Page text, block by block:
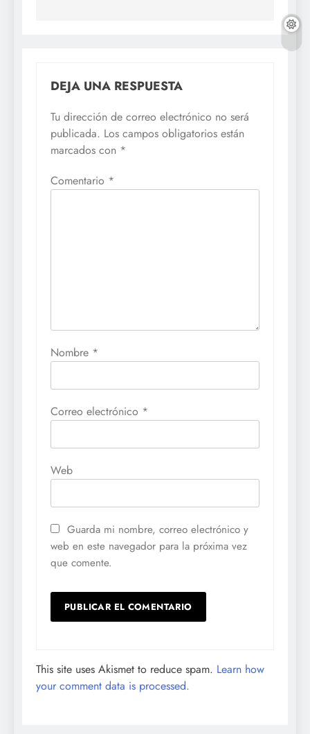
DEJA UNA RESPUESTA
Tu dirección de correo electrónico no será
publicada. Los campos obligatorios están
marcados con *
Comentario *
Nombre *
Correo electrónico *
Web
Guarda mi nombre, correo electrónico y
web en este navegador para la próxima vez
que comente.
This site uses Akismet to reduce spam. Learn how
your comment data is processed.